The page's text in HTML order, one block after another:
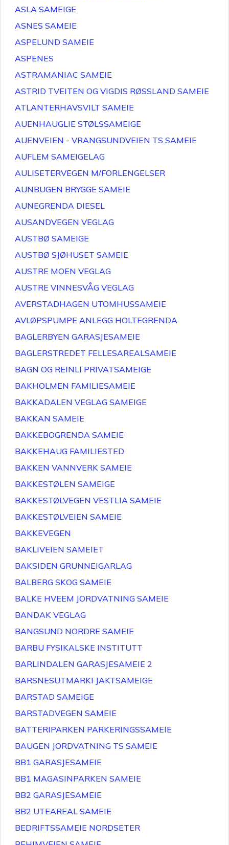
ASLA SAMEIGE
ASNES SAMEIE
ASPELUND SAMEIE
ASPENES
ASTRAMANIAC SAMEIE
ASTRID TVEITEN OG VIGDIS RØSSLAND SAMEIE
ATLANTERHAVSVILT SAMEIE
AUENHAUGLIE STØLSSAMEIGE
AUENVEIEN - VRANGSUNDVEIEN TS SAMEIE
AUFLEM SAMEIGELAG
AULISETERVEGEN M/FORLENGELSER
AUNBUGEN BRYGGE SAMEIE
AUNEGRENDA DIESEL
AUSANDVEGEN VEGLAG
AUSTBØ SAMEIGE
AUSTBØ SJØHUSET SAMEIE
AUSTRE MOEN VEGLAG
AUSTRE VINNESVÅG VEGLAG
AVERSTADHAGEN UTOMHUSSAMEIE
AVLØPSPUMPE ANLEGG HOLTEGRENDA
BAGLERBYEN GARASJESAMEIE
BAGLERSTREDET FELLESAREALSAMEIE
BAGN OG REINLI PRIVATSAMEIGE
BAKHOLMEN FAMILIESAMEIE
BAKKADALEN VEGLAG SAMEIGE
BAKKAN SAMEIE
BAKKEBOGRENDA SAMEIE
BAKKEHAUG FAMILIESTED
BAKKEN VANNVERK SAMEIE
BAKKESTØLEN SAMEIGE
BAKKESTØLVEGEN VESTLIA SAMEIE
BAKKESTØLVEIEN SAMEIE
BAKKEVEGEN
BAKLIVEIEN SAMEIET
BAKSIDEN GRUNNEIGARLAG
BALBERG SKOG SAMEIE
BALKE HVEEM JORDVATNING SAMEIE
BANDAK VEGLAG
BANGSUND NORDRE SAMEIE
BARBU FYSIKALSKE INSTITUTT
BARLINDALEN GARASJESAMEIE 2
BARSNESUTMARKI JAKTSAMEIGE
BARSTAD SAMEIGE
BARSTADVEGEN SAMEIE
BATTERIPARKEN PARKERINGSSAMEIE
BAUGEN JORDVATNING TS SAMEIE
BB1 GARASJESAMEIE
BB1 MAGASINPARKEN SAMEIE
BB2 GARASJESAMEIE
BB2 UTEAREAL SAMEIE
BEDRIFTSSAMEIE NORDSETER